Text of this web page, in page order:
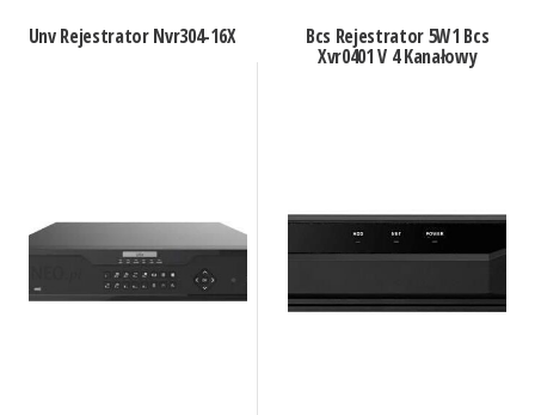
Unv Rejestrator Nvr304-16X Bcs Rejestrator 5W1 Bcs
Xvr0401 V 4 Kanałowy